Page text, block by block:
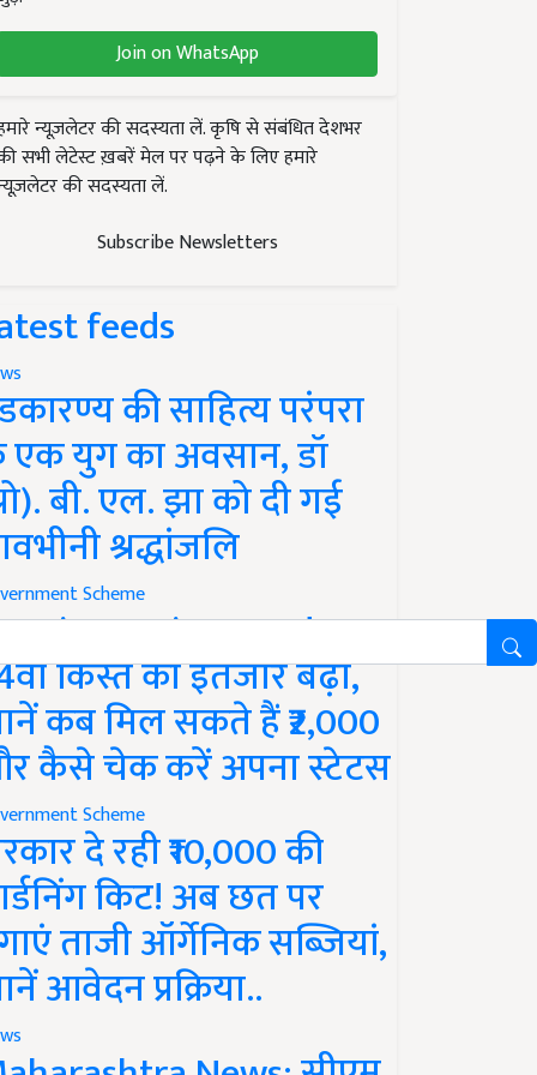
Join on WhatsApp
न्यूज़लेटर की सदस्यता लें. कृषि से संबंधित देशभर
सभी लेटेस्ट ख़बरें मेल पर पढ़ने के लिए हमारे
की सदस्यता लें.
Subscribe Newsletters
feeds
की साहित्य परंपरा
युग का अवसान, डॉ
बी. एल. झा को दी गई
श्रद्धांजलि
Scheme
Kisan Yojana Update:
किस्त का इंतजार बढ़ा,
कब मिल सकते हैं ₹2,000
कैसे चेक करें अपना स्टेटस
Scheme
दे रही ₹10,000 की
किट! अब छत पर
ताजी ऑर्गेनिक सब्जियां,
आवेदन प्रक्रिया..